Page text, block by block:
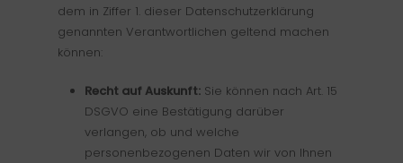
dem in Ziffer 1. dieser Datenschutzerklärung
genannten Verantwortlichen geltend machen
können:
Recht auf Auskunft: Sie können nach Art. 15
DSGVO eine Bestätigung darüber
verlangen, ob und welche
personenbezogenen Daten wir von Ihnen